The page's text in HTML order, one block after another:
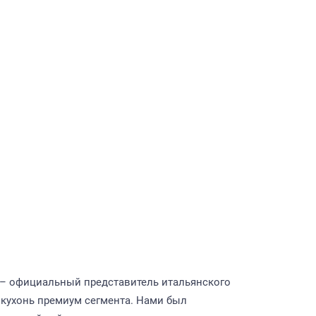
официальный представитель итальянского
премиум сегмента. Нами был